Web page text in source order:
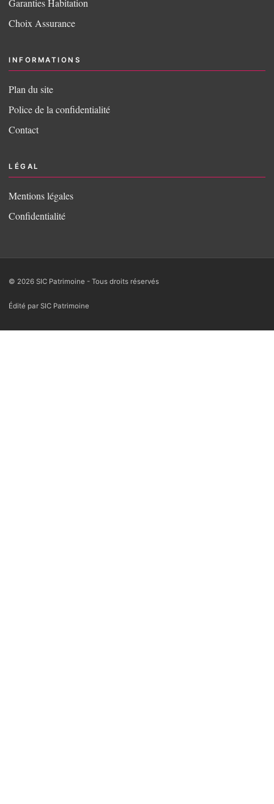
Garanties Habitation
Choix Assurance
INFORMATIONS
Plan du site
Police de la confidentialité
Contact
LÉGAL
Mentions légales
Confidentialité
© 2026 SIC Patrimoine - Tous droits réservés
Édité par SIC Patrimoine